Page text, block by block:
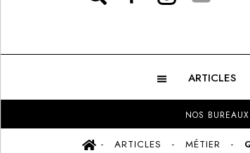
ARTICLES
NOS
ARTICLES MÉTIER